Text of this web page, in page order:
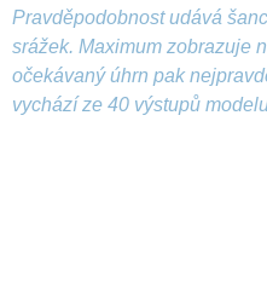
Pravděpodobnost udává
srážek. Maximum zobrazuje
očekávaný úhrn pak
vychází ze 40 výstupů